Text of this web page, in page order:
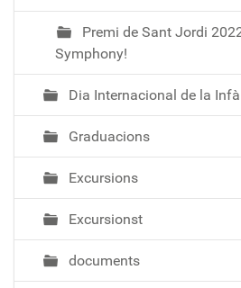
Premi de Sant Jordi
Symphony!
Dia Internacional de la
Graduacions
Excursions
Excursionst
documents